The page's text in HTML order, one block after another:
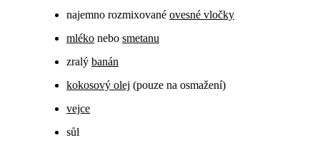
najemno rozmixované ovesné vločky
mléko nebo smetanu
zralý banán
kokosový olej (pouze na osmažení)
vejce
sůl